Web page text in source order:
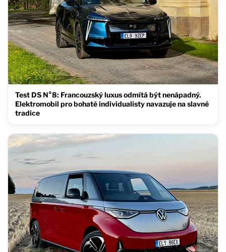
Test DS N°8: Francouzský luxus odmítá být nenápadný.
Elektromobil pro bohaté individualisty navazuje na slavné
tradice